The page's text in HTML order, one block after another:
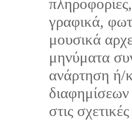
γραφικά,
μουσικά
μηνύματα
ανάρτηση ή/
στις